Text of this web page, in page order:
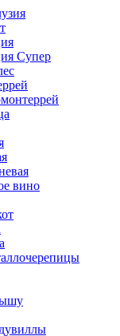
Супер
вино